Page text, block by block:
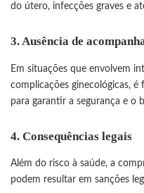
do útero, infecções graves e
3.Ausência de
Em situações que envolvem
complicações ginecológicas,
para garantir a segurança e o
4. Consequências legais
Além do risco à saúde, a
podem resultar em sanções